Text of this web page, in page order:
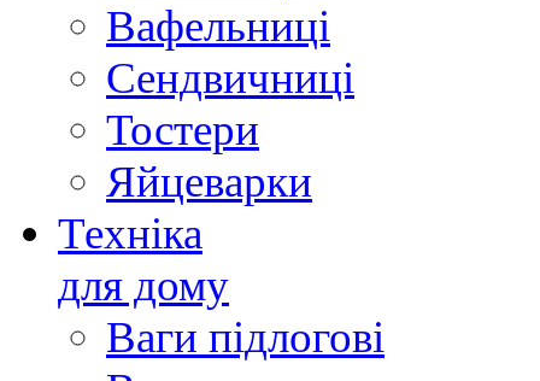
Вафельниці
Сендвичниці
Тостери
Яйцеварки
Техніка
для дому
Ваги підлогові